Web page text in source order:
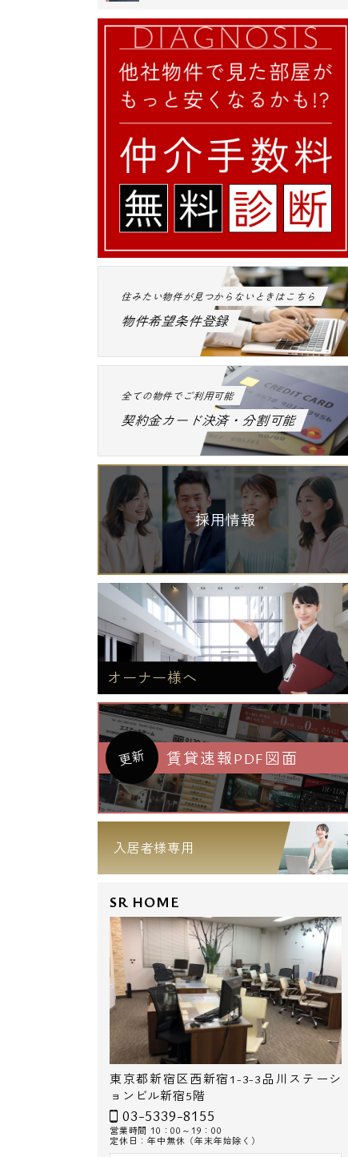
住みたい物件が見つからないときはこちら
物件希望条件登録
全ての物件でご利用可能
契約金カード決済・分割可能
採用情報
オーナー様へ
更新 賃貸速報PDF図面
入居者様専用
SR HOME
東京都新宿区西新宿1-3-3品川ステーシ
ョンビル新宿5階
03-5339-8155
営業時間 10：00～19：00
定休日：年中無休（年末年始除く）